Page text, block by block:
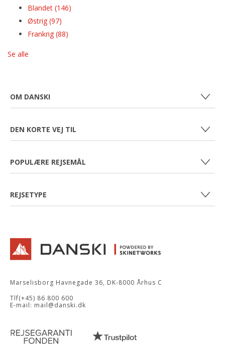
Blandet (146)
Østrig (97)
Frankrig (88)
Se alle
Marselisborg Havnegade 36, DK-8000 Århus C
Tlf(+45) 86 800 600
E-mail: mail@danski.dk
OM DANSKI
ÅBNINGSTIDER
JOB HOS DANSKI
DEN KORTE VEJ TIL
SKIFERIE FRANKRIG
DANSKI KLUBHOTELLER
POPULÆRE REJSEMÅL
OBERTAUERN - ØSTRIG
PASSO TONALE - ITALIEN
REJSETYPE
SOLO PÅ SKI +50
GRUPPER PÅ SKI